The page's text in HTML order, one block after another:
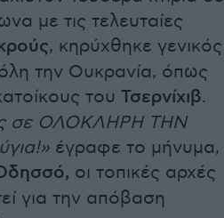
με τις τελευταίες
, κηρύχθηκε γενικός
την Ουκρανία, όπως
του Τσερνίχιβ.
σε ΟΛΟΚΛΗΡΗ ΤΗΝ
έγραφε το μήνυμα,
οι τοπικές αρχές
για την απόβαση